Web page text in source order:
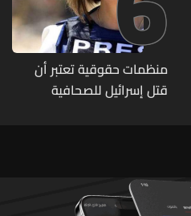
منظمات حقوقية تعتبر أن
قتل إسرائيل للصحافية